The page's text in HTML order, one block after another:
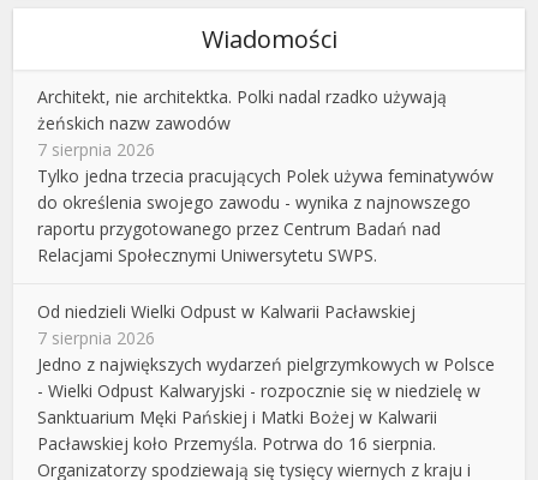
Wiadomości
Architekt, nie architektka. Polki nadal rzadko używają
żeńskich nazw zawodów
7 sierpnia 2026
Tylko jedna trzecia pracujących Polek używa feminatywów
do określenia swojego zawodu - wynika z najnowszego
raportu przygotowanego przez Centrum Badań nad
Relacjami Społecznymi Uniwersytetu SWPS.
Od niedzieli Wielki Odpust w Kalwarii Pacławskiej
7 sierpnia 2026
Jedno z największych wydarzeń pielgrzymkowych w Polsce
- Wielki Odpust Kalwaryjski - rozpocznie się w niedzielę w
Sanktuarium Męki Pańskiej i Matki Bożej w Kalwarii
Pacławskiej koło Przemyśla. Potrwa do 16 sierpnia.
Organizatorzy spodziewają się tysięcy wiernych z kraju i